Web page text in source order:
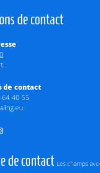
de contact Les champs
de contact
de contact
64 40 55